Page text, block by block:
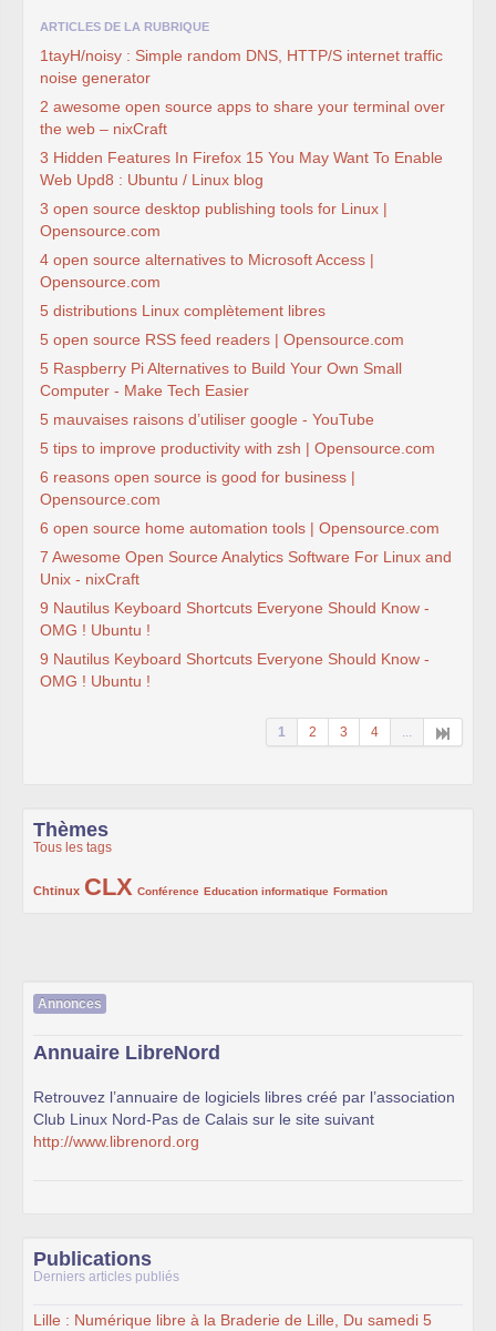
ARTICLES DE LA RUBRIQUE
1tayH/noisy : Simple random DNS, HTTP/S internet traffic
noise generator
2 awesome open source apps to share your terminal over
the web – nixCraft
3 Hidden Features In Firefox 15 You May Want To Enable
Web Upd8 : Ubuntu / Linux blog
3 open source desktop publishing tools for Linux |
Opensource.com
4 open source alternatives to Microsoft Access |
Opensource.com
5 distributions Linux complètement libres
5 open source RSS feed readers | Opensource.com
5 Raspberry Pi Alternatives to Build Your Own Small
Computer - Make Tech Easier
5 mauvaises raisons d’utiliser google - YouTube
5 tips to improve productivity with zsh | Opensource.com
6 reasons open source is good for business |
Opensource.com
6 open source home automation tools | Opensource.com
7 Awesome Open Source Analytics Software For Linux and
Unix - nixCraft
9 Nautilus Keyboard Shortcuts Everyone Should Know -
OMG ! Ubuntu !
9 Nautilus Keyboard Shortcuts Everyone Should Know -
OMG ! Ubuntu !
1 2 3 4 ...
Thèmes
Tous les tags
Chtinux
222/1002CLX
1002/1002 Conférence
132/1002 Education informatique
119/1002 Formation
168/1002
Annonces
Annuaire LibreNord
Retrouvez l’annuaire de logiciels libres créé par l’association
Club Linux Nord-Pas de Calais sur le site suivant
http://www.librenord.org
Publications
Derniers articles publiés
Lille : Numérique libre à la Braderie de Lille, Du samedi 5